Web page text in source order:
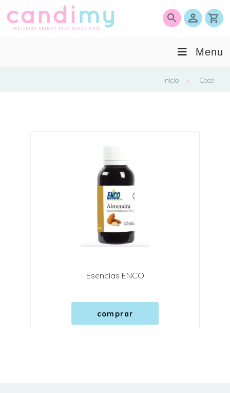
Menu
Inicio Coco
Esencias ENCO
comprar